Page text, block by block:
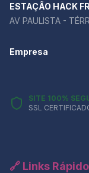
ESTAÇÃO HACK
AV PAULISTA -
Empresa
SITE 100%
SSL
🔗 Links